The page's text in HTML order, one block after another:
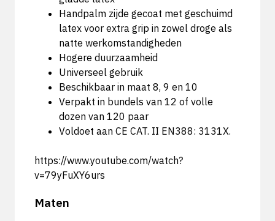
Handpalm zijde gecoat met geschuimd
latex voor extra grip in zowel droge als
natte werkomstandigheden
Hogere duurzaamheid
Universeel gebruik
Beschikbaar in maat 8, 9 en 10
Verpakt in bundels van 12 of volle
dozen van 120 paar
Voldoet aan CE CAT. II EN388: 3131X.
https://www.youtube.com/watch?
v=79yFuXY6urs
Maten